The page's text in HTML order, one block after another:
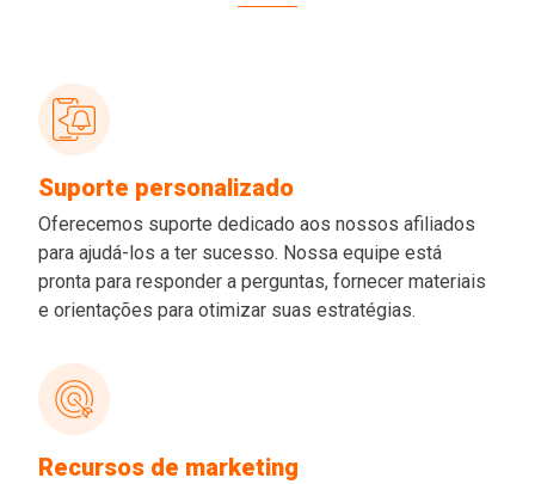
Suporte personalizado
Oferecemos suporte dedicado aos nossos afiliados
para ajudá-los a ter sucesso. Nossa equipe está
pronta para responder a perguntas, fornecer materiais
e orientações para otimizar suas estratégias.
Recursos de marketing